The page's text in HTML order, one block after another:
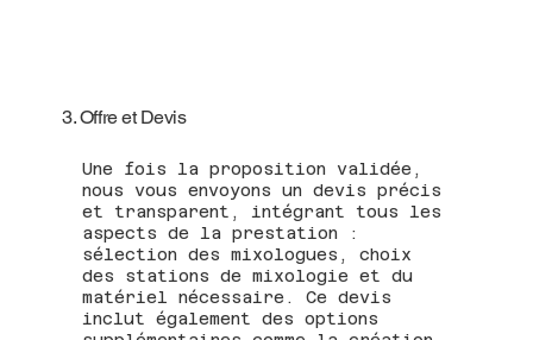
3. Offre et Devis
Une fois la proposition validée,
nous vous envoyons un devis précis
et transparent, intégrant tous les
aspects de la prestation :
sélection des mixologues, choix
des stations de mixologie et du
matériel nécessaire. Ce devis
inclut également des options